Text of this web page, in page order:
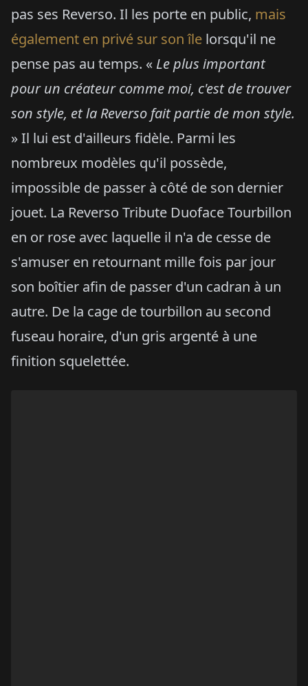
pas ses Reverso. Il les porte en public, mais
également en privé sur son île lorsqu'il ne
pense pas au temps. « Le plus important
pour un créateur comme moi, c'est de trouver
son style, et la Reverso fait partie de mon style.
» Il lui est d'ailleurs fidèle. Parmi les
nombreux modèles qu'il possède,
impossible de passer à côté de son dernier
jouet. La Reverso Tribute Duoface Tourbillon
en or rose avec laquelle il n'a de cesse de
s'amuser en retournant mille fois par jour
son boîtier afin de passer d'un cadran à un
autre. De la cage de tourbillon au second
fuseau horaire, d'un gris argenté à une
finition squelettée.